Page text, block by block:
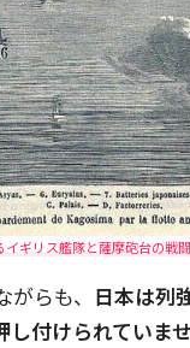
ギリス艦隊と薩摩砲台の戦
らも、 日本は列
付けられていませ